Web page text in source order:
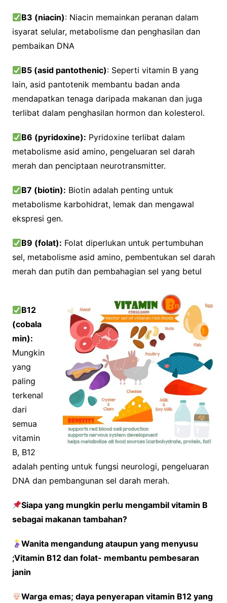
B3 (niacin): Niacin memainkan peranan dalam
isyarat selular, metabolisme dan penghasilan dan
pembaikan DNA
B5 (asid pantothenic): Seperti vitamin B yang
lain, asid pantotenik membantu badan anda
mendapatkan tenaga daripada makanan dan juga
terlibat dalam penghasilan hormon dan kolesterol.
B6 (pyridoxine): Pyridoxine terlibat dalam
metabolisme asid amino, pengeluaran sel darah
merah dan penciptaan neurotransmitter.
B7 (biotin): Biotin adalah penting untuk
metabolisme karbohidrat, lemak dan mengawal
ekspresi gen.
B9 (folat): Folat diperlukan untuk pertumbuhan
sel, metabolisme asid amino, pembentukan sel darah
merah dan putih dan pembahagian sel yang betul
B12
(cobala
min):
Mungkin
yang
paling
terkenal
dari
semua
vitamin
B, B12
adalah penting untuk fungsi neurologi, pengeluaran
DNA dan pembangunan sel darah merah.
Siapa yang mungkin perlu mengambil vitamin B
sebagai makanan tambahan?
Wanita mengandung ataupun yang menyusu
;Vitamin B12 dan folat- membantu pembesaran
janin
Warga emas; daya penyerapan vitamin B12 yang